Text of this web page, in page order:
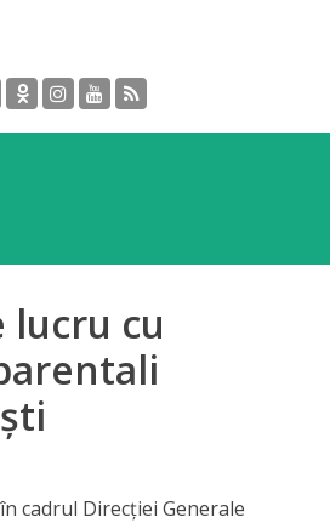
Servicii
lucru cu
cadrul Direcției Generale